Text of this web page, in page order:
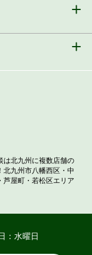
は北九州に複数店舗の
北九州市八幡西区・中
芦屋町・若松区エリア
：水曜日